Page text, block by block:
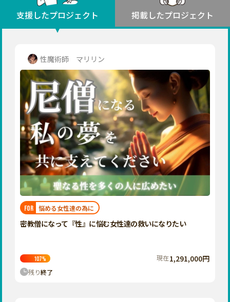
社会貢献
地域からさがす 北海道・東北
北海道
宮城
秋田
山形
関東
神奈川
茨城 栃木 群馬
千葉
東京
神奈川
新潟 富山 石川
長野
岐阜 静岡 愛知
三重 滋賀 京都 大阪
兵庫
奈良
和歌山
中国
鳥取 島根 岡山 広島 山口
四国
徳島 香川 愛媛 高知
九州・沖縄
福岡 佐賀 長崎
宮崎
鹿児島 沖縄
支援したプロジェクト 掲載したプロジェクト
性魔術師 マリリン
FOR 悩める女性達の為に
密教僧になって『性』に悩む女性達の救いになりたい
107% 現在1,291,000円
残り終了